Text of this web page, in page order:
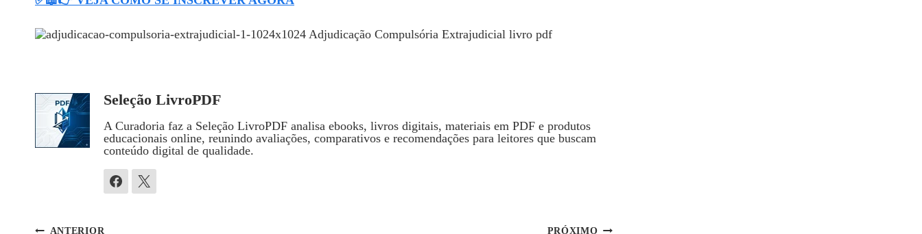
Seleção LivroPDF
A Curadoria faz a Seleção LivroPDF analisa ebooks, livros digitais, materiais em PDF e produtos
educacionais online, reunindo avaliações, comparativos e recomendações para leitores que buscam
conteúdo digital de qualidade.
ANTERIOR PRÓXIMO